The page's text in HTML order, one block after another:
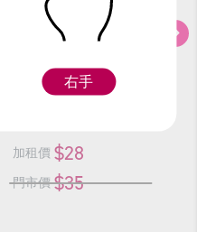
編號：95210
中銀亮領結
加租價 $28
門市價 $35
右手